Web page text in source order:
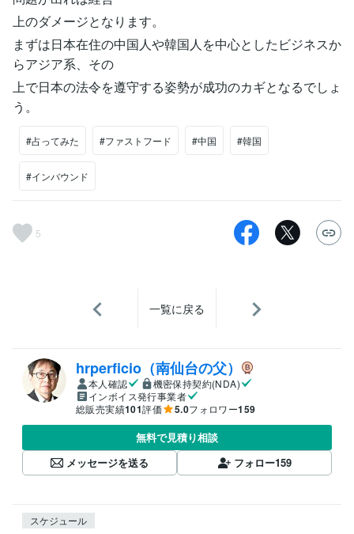
上のダメージとなります。
まずは日本在住の中国人や韓国人を中心としたビジネスか
らアジア系、その
上で日本の法令を遵守する姿勢が成功のカギとなるでしょ
う。
#占ってみた #ファストフード #中国 #韓国
#インバウンド
5
一覧に戻る
hrperficio（南仙台の父）
本人確認
機密保持契約(NDA)
インボイス発行事業者
総販売実績101評価 5.0フォロワー159
無料で見積り相談
メッセージを送る
フォロー159
スケジュール